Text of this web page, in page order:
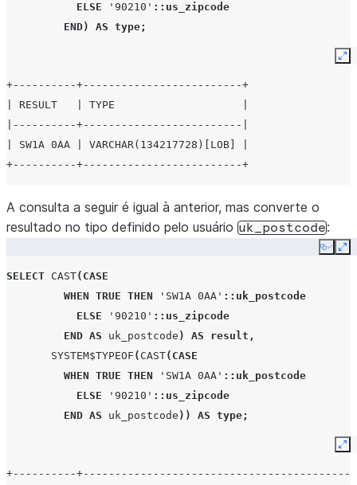
ELSE
'90210' ::us_zipcode
END) AS type;
+----------+-------------------------+
| RESULT   | TYPE                    |
|----------+-------------------------|
| SW1A 0AA | VARCHAR(134217728)[LOB] |
+----------+-------------------------+
A consulta a seguir é igual à anterior, mas converte o
resultado no tipo definido pelo usuário uk_postcode:
Copy
SELECT CAST( CASE
WHEN TRUE THEN 'SW1A 0AA' ::uk_postcode
ELSE
'90210' ::us_zipcode
END AS uk_postcode ) AS result ,
SYSTEM$TYPEOF ( CAST( CASE
WHEN TRUE THEN 'SW1A 0AA' ::uk_postcode
ELSE
'90210' ::us_zipcode
END AS uk_postcode )) AS type;
+----------